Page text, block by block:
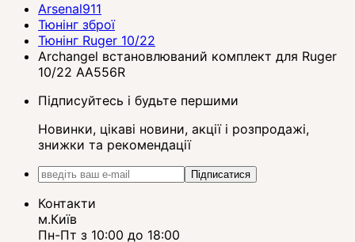
Arsenal911
Тюнінг зброї
Тюнінг Ruger 10/22
Archangel встановлюваний комплект для Ruger
10/22 AA556R
Підписуйтесь і будьте першими
Новинки, цікаві новини, акції і розпродажі,
знижки та рекомендації
Підписатися
Контакти
м.Київ
Пн-Пт з 10:00 до 18:00